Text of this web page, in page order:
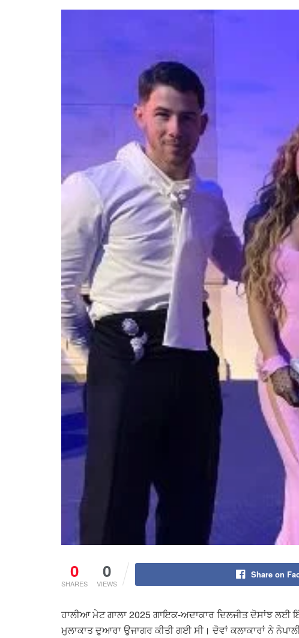
0
SHARES
0
VIEWS
Share on
ਹਾਲੀਆ ਮੇਟ ਗਾਲਾ 2025 ਗਾਇਕ-ਅਦਾਕਾਰ ਦਿਲਜੀਤ ਦੋਸਾਂਝ
ਮੁਲਾਕਾਤ ਦੁਆਰਾ ਉਜਾਗਰ ਕੀਤੀ ਗਈ ਸੀ। ਦੋਵਾਂ ਕਲਾਕਾਰਾਂ ਨੇ